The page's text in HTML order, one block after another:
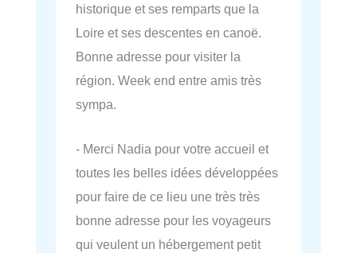
historique et ses remparts que la
Loire et ses descentes en canoë.
Bonne adresse pour visiter la
région. Week end entre amis très
sympa.
- Merci Nadia pour votre accueil et
toutes les belles idées développées
pour faire de ce lieu une très très
bonne adresse pour les voyageurs
qui veulent un hébergement petit